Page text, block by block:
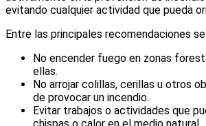
evitando cualquier actividad que pueda
Entre las principales recomendaciones
No encender fuego en zonas
ellas.
No arrojar colillas, cerillas u otros
de provocar un incendio.
Evitar trabajos o actividades que